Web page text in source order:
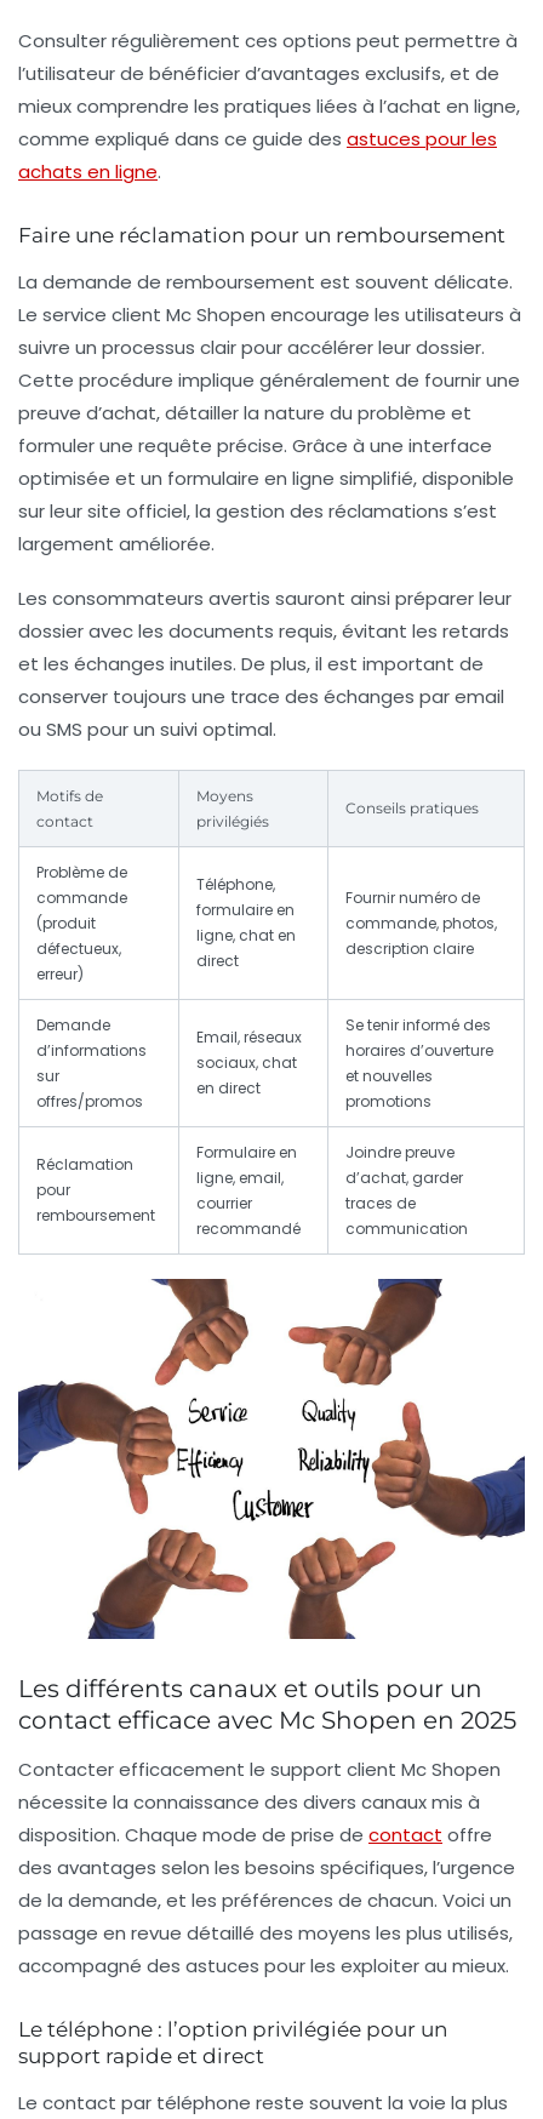
Consulter régulièrement ces options peut permettre à
l’utilisateur de bénéficier d’avantages exclusifs, et de
mieux comprendre les pratiques liées à l’achat en ligne,
comme expliqué dans ce guide des astuces pour les
achats en ligne.
Faire une réclamation pour un remboursement
La demande de remboursement est souvent délicate.
Le service client Mc Shopen encourage les utilisateurs à
suivre un processus clair pour accélérer leur dossier.
Cette procédure implique généralement de fournir une
preuve d’achat, détailler la nature du problème et
formuler une requête précise. Grâce à une interface
optimisée et un formulaire en ligne simplifié, disponible
sur leur site officiel, la gestion des réclamations s’est
largement améliorée.
Les consommateurs avertis sauront ainsi préparer leur
dossier avec les documents requis, évitant les retards
et les échanges inutiles. De plus, il est important de
conserver toujours une trace des échanges par email
ou SMS pour un suivi optimal.
Motifs de
contact
Moyens
privilégiés
Conseils pratiques
Problème de
commande
(produit
défectueux,
erreur)
Téléphone,
formulaire en
ligne, chat en
direct
Fournir numéro de
commande, photos,
description claire
Demande
d’informations
sur
offres/promos
Email, réseaux
sociaux, chat
en direct
Se tenir informé des
horaires d’ouverture
et nouvelles
promotions
Réclamation
pour
remboursement
Formulaire en
ligne, email,
courrier
recommandé
Joindre preuve
d’achat, garder
traces de
communication
Les différents canaux et outils pour un
contact efficace avec Mc Shopen en 2025
Contacter efficacement le support client Mc Shopen
nécessite la connaissance des divers canaux mis à
disposition. Chaque mode de prise de contact offre
des avantages selon les besoins spécifiques, l’urgence
de la demande, et les préférences de chacun. Voici un
passage en revue détaillé des moyens les plus utilisés,
accompagné des astuces pour les exploiter au mieux.
Le téléphone : l’option privilégiée pour un
support rapide et direct
Le contact par téléphone reste souvent la voie la plus